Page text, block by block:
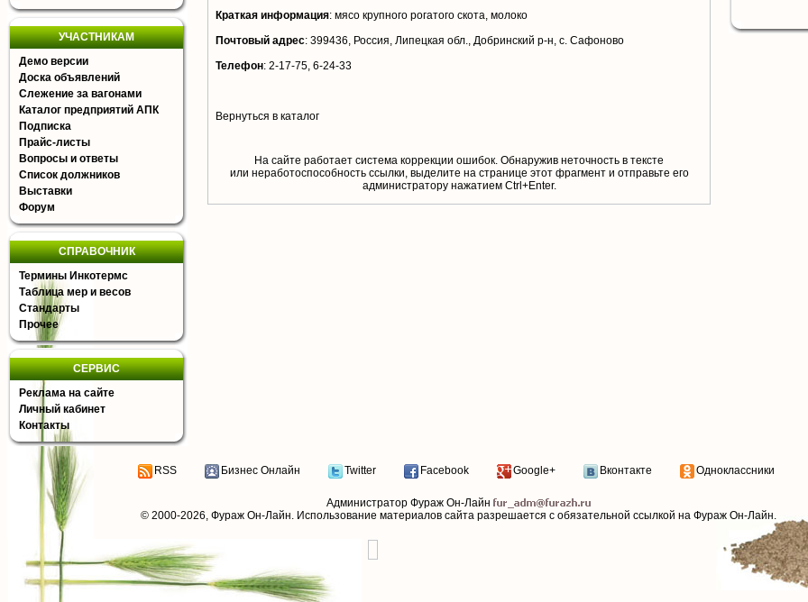
УЧАСТНИКАМ
Демо версии
Доска объявлений
Слежение за вагонами
Каталог предприятий АПК
Подписка
Прайс-листы
Вопросы и ответы
Список должников
Выставки
Форум
СПРАВОЧНИК
Термины Инкотермс
Таблица мер и весов
Стандарты
Прочее
СЕРВИС
Реклама на сайте
Личный кабинет
Контакты
Краткая информация: мясо крупного рогатого скота, молоко
Почтовый адрес: 399436, Россия, Липецкая обл., Добринский р-н, с. Сафоново
Телефон: 2-17-75, 6-24-33
Вернуться в каталог
На сайте работает система коррекции ошибок. Обнаружив неточность в тексте
или неработоспособность ссылки, выделите на странице этот фрагмент и отправьте его
aдминистратору нажатием Ctrl+Enter.
RSS Бизнес Онлайн Twitter Facebook Google+ Вконтакте Одноклассники
Администратор Фураж Он-Лайн
© 2000-2026, Фураж Он-Лайн. Использование материалов сайта разрешается с обязательной ссылкой на Фураж Он-Лайн.